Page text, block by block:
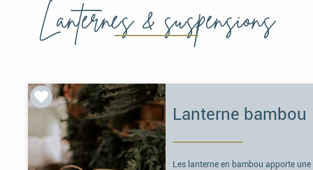
Lanternes & suspensions
Lanterne bambou
Les lanterne en bambou apporte une